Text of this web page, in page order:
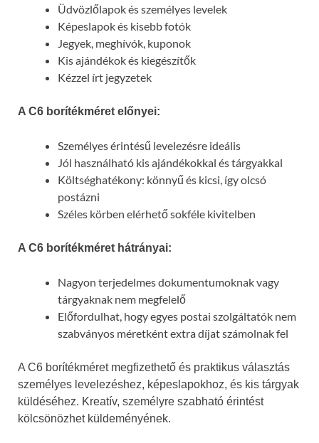
Üdvözlőlapok és személyes levelek
Képeslapok és kisebb fotók
Jegyek, meghívók, kuponok
Kis ajándékok és kiegészítők
Kézzel írt jegyzetek
A C6 borítékméret előnyei:
Személyes érintésű levelezésre ideális
Jól használható kis ajándékokkal és tárgyakkal
Költséghatékony: könnyű és kicsi, így olcsó
postázni
Széles körben elérhető sokféle kivitelben
A C6 borítékméret hátrányai:
Nagyon terjedelmes dokumentumoknak vagy
tárgyaknak nem megfelelő
Előfordulhat, hogy egyes postai szolgáltatók nem
szabványos méretként extra díjat számolnak fel
A C6 borítékméret megfizethető és praktikus választás
személyes levelezéshez, képeslapokhoz, és kis tárgyak
küldéséhez. Kreatív, személyre szabható érintést
kölcsönözhet küldeményének.